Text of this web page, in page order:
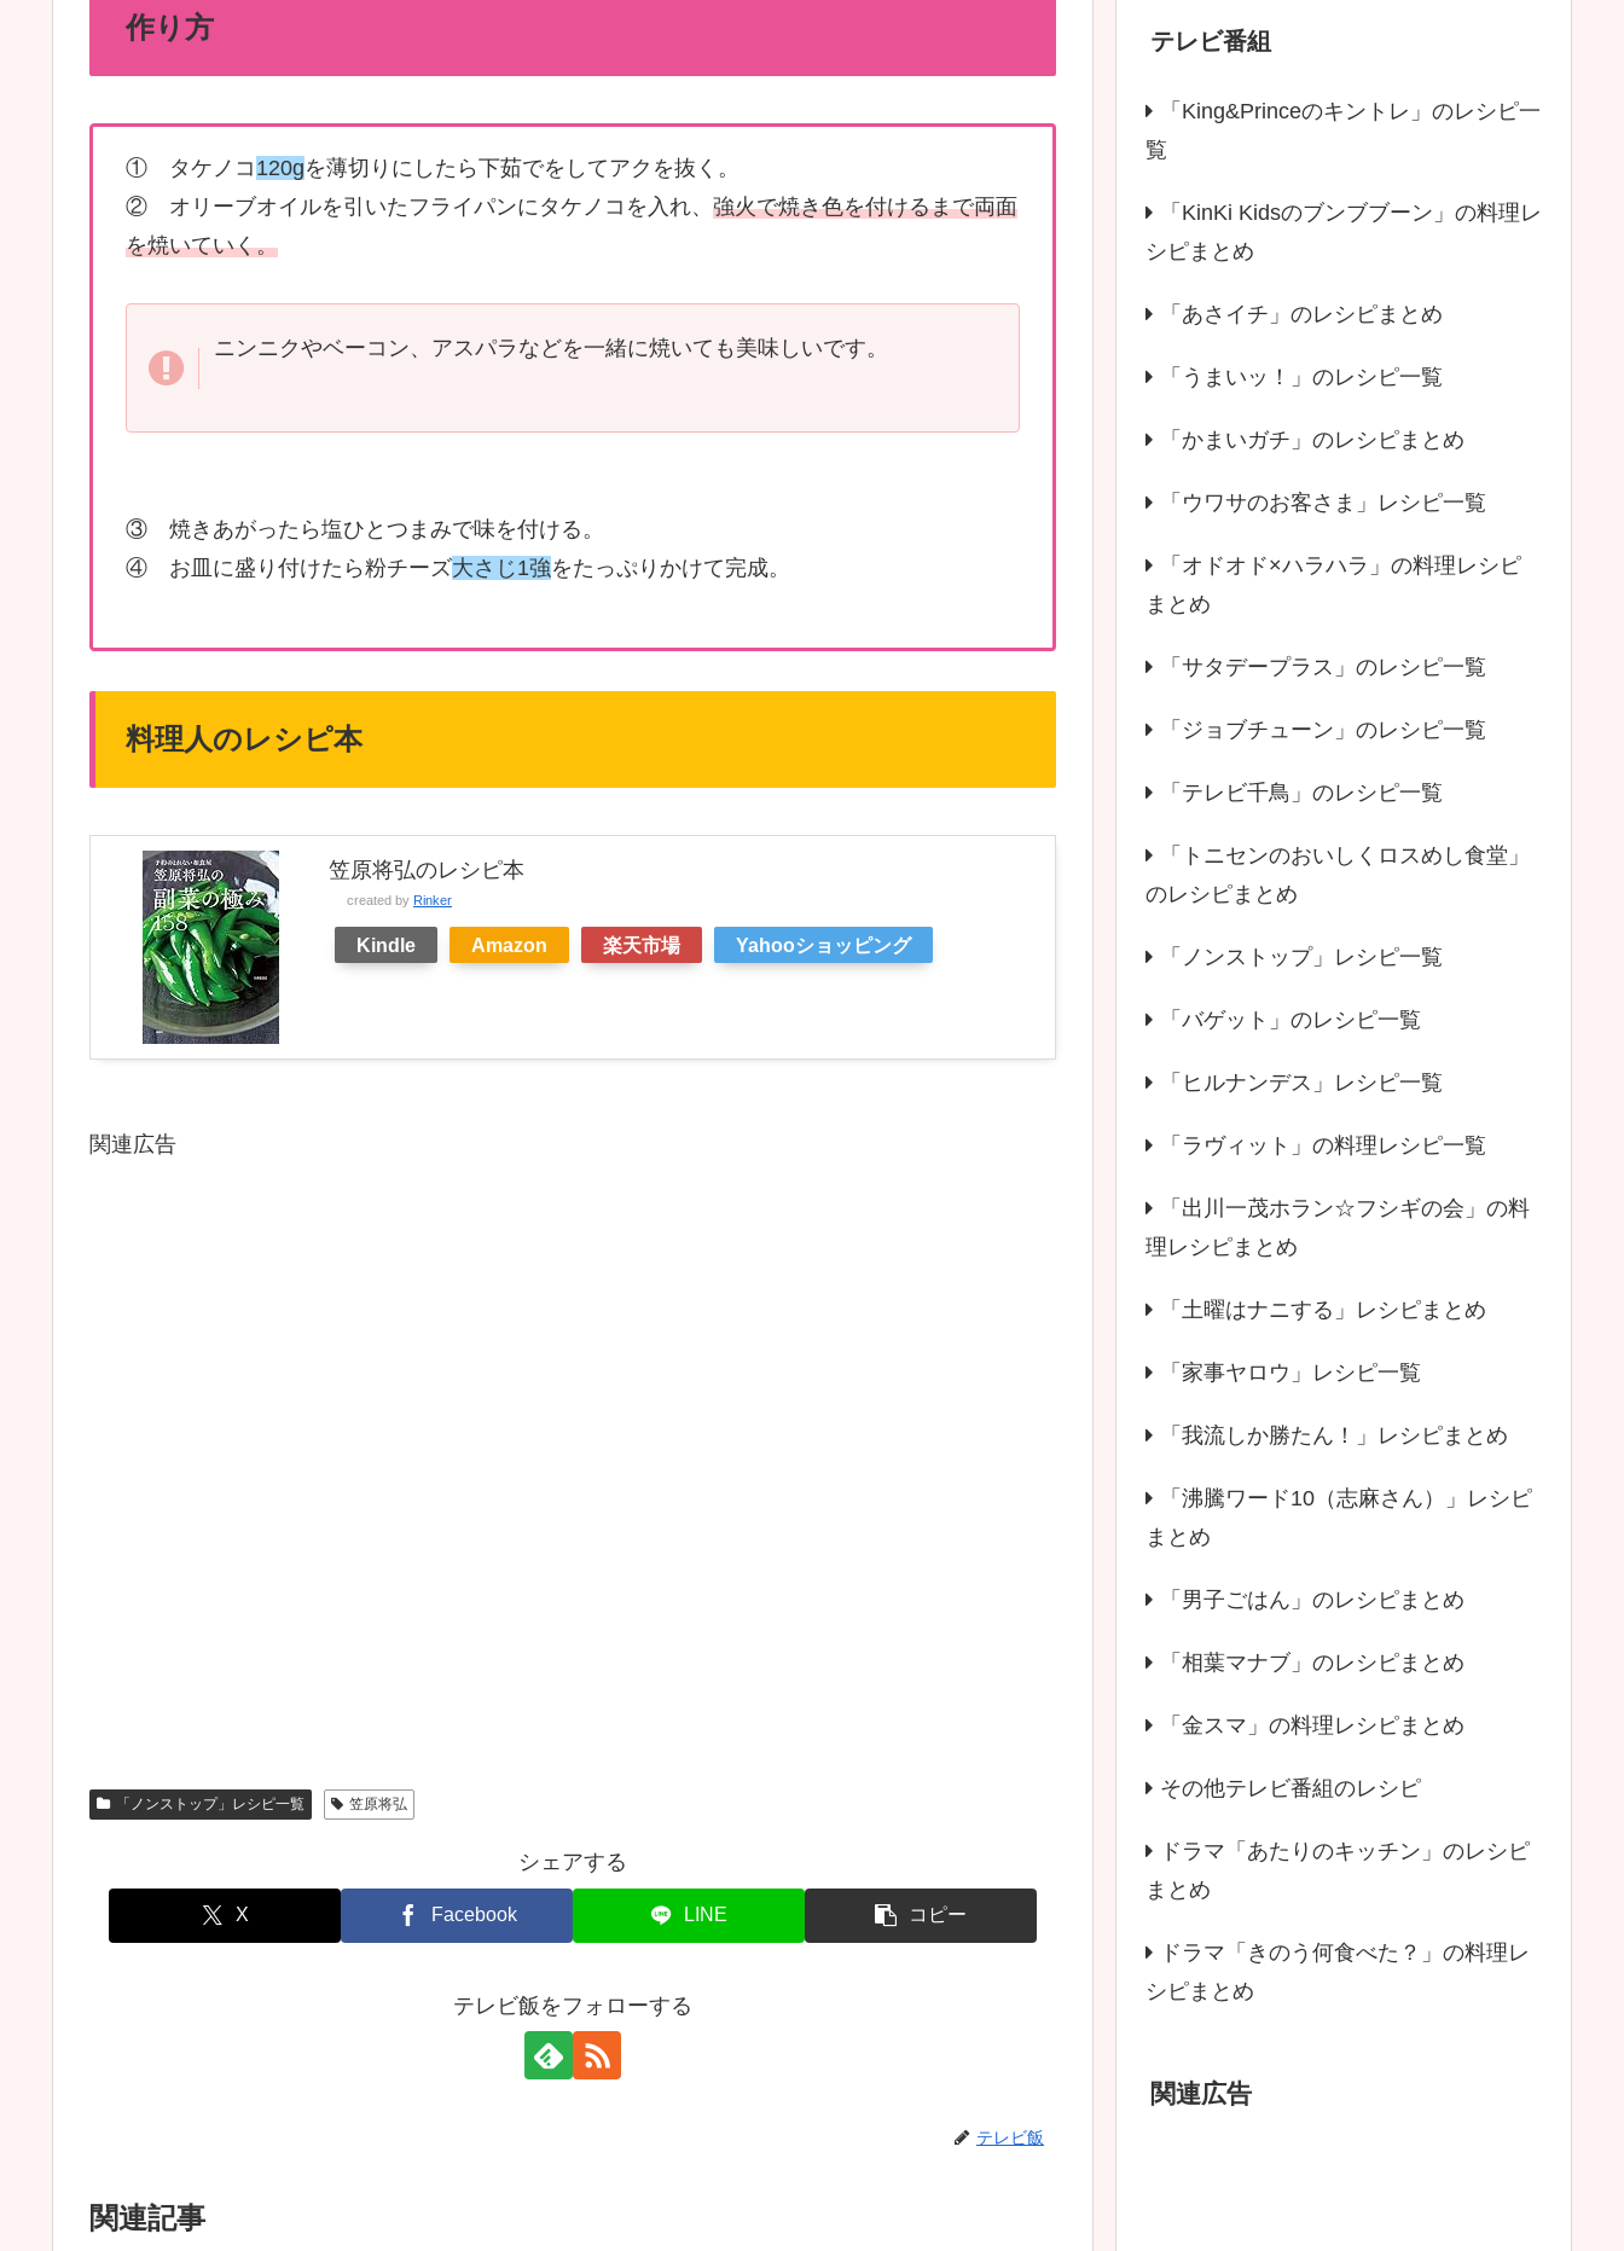
作り方
① タケノコ 120gを薄切りにしたら下茹でをしてアクを抜く。
② オリーブオイルを引いたフライパンにタケノコを入れ、 強火で焼き色を付けるまで両面
を焼いていく。
ニンニクやベーコン、アスパラなどを一緒に焼いても美味しいです。
③ 焼きあがったら塩ひとつまみで味を付ける。
④ お皿に盛り付けたら粉チーズ大さじ1強をたっぷりかけて完成。
料理人のレシピ本
笠原将弘のレシピ本
created by Rinker
Kindle Amazon 楽天市場 Yahooショッピング
関連広告
「ノンストップ」レシピ一覧 笠原将弘
シェアする
X Facebook LINE コピー
テレビ飯をフォローする
テレビ飯
関連記事
テレビ番組
「King&Princeのキントレ」のレシピ一
覧
「KinKi Kidsのブンブブーン」の料理レ
シピまとめ
「あさイチ」のレシピまとめ
「うまいッ！」のレシピ一覧
「かまいガチ」のレシピまとめ
「ウワサのお客さま」レシピ一覧
「オドオド×ハラハラ」の料理レシピ
まとめ
「サタデープラス」のレシピ一覧
「ジョブチューン」のレシピ一覧
「テレビ千鳥」のレシピ一覧
「トニセンのおいしくロスめし食堂」
のレシピまとめ
「ノンストップ」レシピ一覧
「バゲット」のレシピ一覧
「ヒルナンデス」レシピ一覧
「ラヴィット」の料理レシピ一覧
「出川一茂ホラン☆フシギの会」の料
理レシピまとめ
「土曜はナニする」レシピまとめ
「家事ヤロウ」レシピ一覧
「我流しか勝たん！」レシピまとめ
「沸騰ワード10（志麻さん）」レシピ
まとめ
「男子ごはん」のレシピまとめ
「相葉マナブ」のレシピまとめ
「金スマ」の料理レシピまとめ
その他テレビ番組のレシピ
ドラマ「あたりのキッチン」のレシピ
まとめ
ドラマ「きのう何食べた？」の料理レ
シピまとめ
関連広告